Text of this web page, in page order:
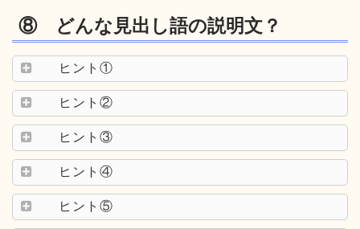
⑧ どんな見出し語の説明文？
ヒント①
ヒント②
ヒント③
ヒント④
ヒント⑤